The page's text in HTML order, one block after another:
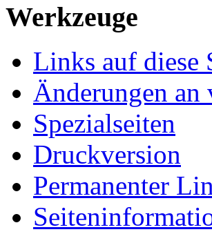
Werkzeuge
Links auf diese
Änderungen
Spezialseiten
Druckversion
Permanenter